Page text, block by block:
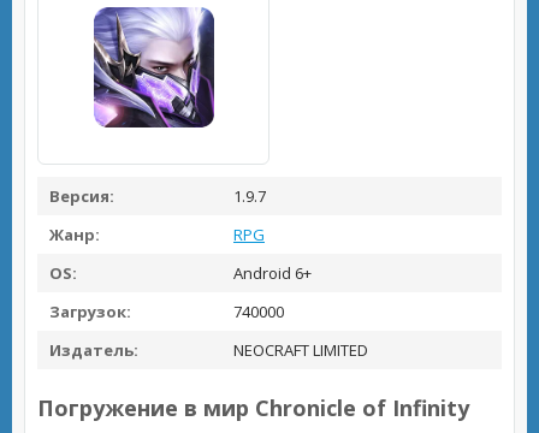
Версия:
1.9.7
Жанр:
RPG
OS:
Android 6+
Загрузок:
740000
Издатель:
NEOCRAFT LIMITED
Погружение в мир Chronicle of Infinity